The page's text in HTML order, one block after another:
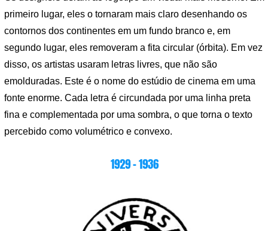
primeiro lugar, eles o tornaram mais claro desenhando os
contornos dos continentes em um fundo branco e, em
segundo lugar, eles removeram a fita circular (órbita). Em vez
disso, os artistas usaram letras livres, que não são
emolduradas. Este é o nome do estúdio de cinema em uma
fonte enorme. Cada letra é circundada por uma linha preta
fina e complementada por uma sombra, o que torna o texto
percebido como volumétrico e convexo.
1929 – 1936